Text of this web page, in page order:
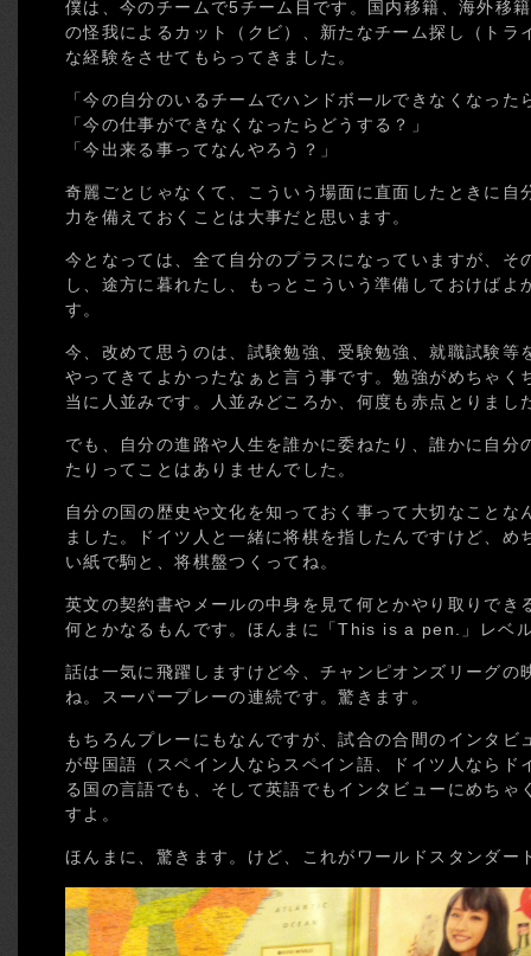
僕は、今のチームで5チーム目です。国内移籍、海外移
の怪我によるカット（クビ）、新たなチーム探し（トラ
な経験をさせてもらってきました。
「今の自分のいるチームでハンドボールできなくなった
「今の仕事ができなくなったらどうする？」
「今出来る事ってなんやろう？」
奇麗ごとじゃなくて、こういう場面に直面したときに自
力を備えておくことは大事だと思います。
今となっては、全て自分のプラスになっていますが、そ
し、途方に暮れたし、もっとこういう準備しておけばよ
す。
今、改めて思うのは、試験勉強、受験勉強、就職試験等
やってきてよかったなぁと言う事です。勉強がめちゃく
当に人並みです。人並みどころか、何度も赤点とりまし
でも、自分の進路や人生を誰かに委ねたり、誰かに自分
たりってことはありませんでした。
自分の国の歴史や文化を知っておく事って大切なことな
ました。ドイツ人と一緒に将棋を指したんですけど、め
い紙で駒と、将棋盤つくってね。
英文の契約書やメールの中身を見て何とかやり取りでき
何とかなるもんです。ほんまに「This is a pen.」レベ
話は一気に飛躍しますけど今、チャンピオンズリーグの
ね。スーパープレーの連続です。驚きます。
もちろんプレーにもなんですが、試合の合間のインタビ
が母国語（スペイン人ならスペイン語、ドイツ人ならド
る国の言語でも、そして英語でもインタビューにめちゃ
すよ。
ほんまに、驚きます。けど、これがワールドスタンダー